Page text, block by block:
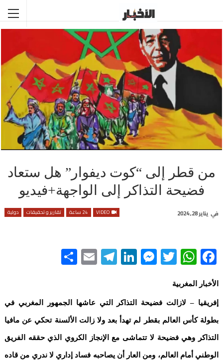
من قطر إلى “كوت ديفوار” هل ستعاد
فضيحة التذاكر إلى الواجهة+فيديو
24 ساعة تقارير و تحقيقات دولية في يناير 28, 2024
Facebook
WhatsApp
Twitter
Messenger
LinkedIn
Telegram
Email
الأخبار المغربية
إفريقيا – لازالت فضيحة التذاكر التي عاشها الجمهور المغربي في
بطولة كأس العالم بقطر لم تهدأ بعد ولا زالت الألسنة تحكي عن مافيا
التذاكر وهي فضيحة لا تتماشى مع الإنجاز الكروي الذي حققه الفريق
الوطني أمام العالم، ومن العار أن يصاحبه فساد إداري لا ندري من قاده